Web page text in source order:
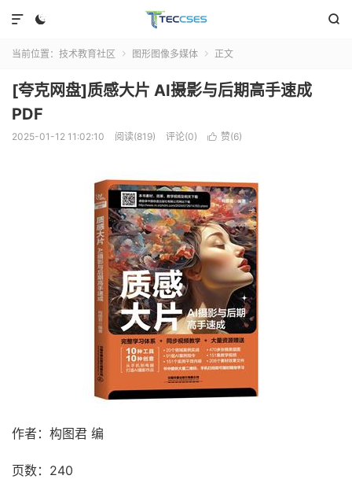
 

当前位置： 技术教育社区  图形图像多媒体  正文
[夸克网盘]质感大片 AI摄影与后期高手速成
PDF
2025-01-12 11:02:10 阅读(819) 评论(0)  赞(6)
作者：构图君 编
页数：240